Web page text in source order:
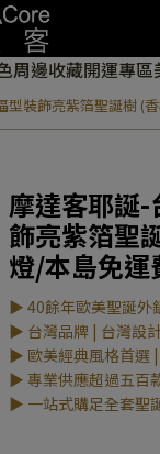
周邊收藏開運專區
裝飾亮紫箔聖誕樹 (
摩達客耶誕
飾亮紫箔聖
燈/本島免運
▶ 40餘年歐美聖誕外
▶ 台灣品牌 | 台灣設
▶ 歐美經典風格首選
▶ 專業供應超過五百
▶ 一站式購足全套聖